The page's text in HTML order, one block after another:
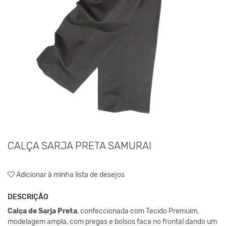
CALÇA SARJA PRETA SAMURAI
Adicionar à minha lista de desejos
DESCRIÇÃO
Calça de Sarja Preta, confeccionada com Tecido Premuim,
modelagem ampla, com pregas e bolsos faca no frontal dando um